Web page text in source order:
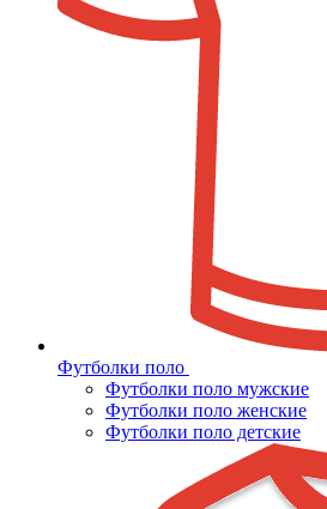
Футболки поло
Футболки поло мужские
Футболки поло женские
Футболки поло детские